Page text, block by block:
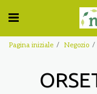
Pagina iniziale Negozio